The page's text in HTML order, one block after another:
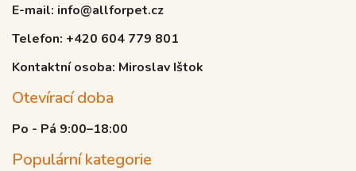
E-mail: info@allforpet.cz
Telefon: +420 604 779 801
Kontaktní osoba: Miroslav Ištok
Otevírací doba
Po - Pá 9:00–18:00
Populární kategorie